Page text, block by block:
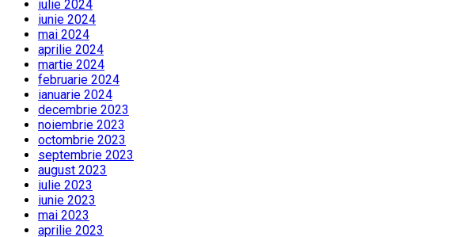
iulie 2024
iunie 2024
mai 2024
aprilie 2024
martie 2024
februarie 2024
ianuarie 2024
decembrie 2023
noiembrie 2023
octombrie 2023
septembrie 2023
august 2023
iulie 2023
iunie 2023
mai 2023
aprilie 2023